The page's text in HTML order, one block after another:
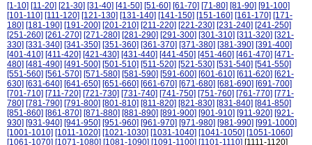
[1-10] [11-20] [21-30] [31-40] [41-50] [51-60] [61-70] [71-80] [81-90] [91-100]
[101-110] [111-120] [121-130] [131-140] [141-150] [151-160] [161-170] [171-
180] [181-190] [191-200] [201-210] [211-220] [221-230] [231-240] [241-250]
[251-260] [261-270] [271-280] [281-290] [291-300] [301-310] [311-320] [321-
330] [331-340] [341-350] [351-360] [361-370] [371-380] [381-390] [391-400]
[401-410] [411-420] [421-430] [431-440] [441-450] [451-460] [461-470] [471-
480] [481-490] [491-500] [501-510] [511-520] [521-530] [531-540] [541-550]
[551-560] [561-570] [571-580] [581-590] [591-600] [601-610] [611-620] [621-
630] [631-640] [641-650] [651-660] [661-670] [671-680] [681-690] [691-700]
[701-710] [711-720] [721-730] [731-740] [741-750] [751-760] [761-770] [771-
780] [781-790] [791-800] [801-810] [811-820] [821-830] [831-840] [841-850]
[851-860] [861-870] [871-880] [881-890] [891-900] [901-910] [911-920] [921-
930] [931-940] [941-950] [951-960] [961-970] [971-980] [981-990] [991-1000]
[1001-1010] [1011-1020] [1021-1030] [1031-1040] [1041-1050] [1051-1060]
[1061-1070] [1071-1080] [1081-1090] [1091-1100] [1101-1110] [1111-1120]